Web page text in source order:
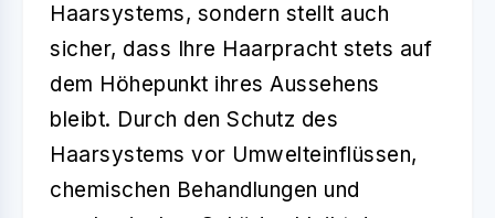
Haarsystems, sondern stellt auch
sicher, dass Ihre Haarpracht stets auf
dem Höhepunkt ihres Aussehens
bleibt. Durch den Schutz des
Haarsystems vor Umwelteinflüssen,
chemischen Behandlungen und